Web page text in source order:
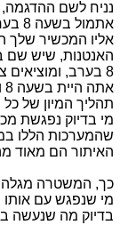
נניח לשם
האנטנות, שיש שם
8 בערב,
תהליך המיון של
מי בדיוק נפגשת
שהמערכות הללו
האיתור הם מאוד
כך, המשטרה מגלה
מי שנפגש עם אותו
בדיוק מה שנעשה